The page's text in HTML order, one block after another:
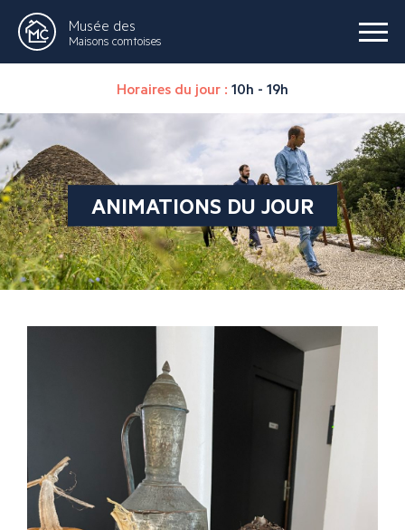
Musée des
Maisons comtoises
Horaires du jour : 10h - 19h
ANIMATIONS DU JOUR